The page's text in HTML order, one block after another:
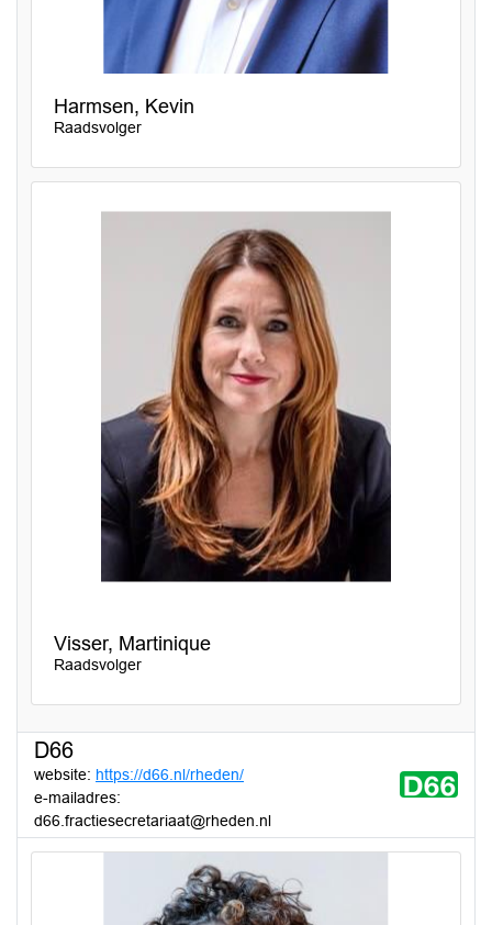
Harmsen, Kevin
Raadsvolger
Visser, Martinique
Raadsvolger
D66
website: https://d66.nl/rheden/
e-mailadres:
d66.fractiesecretariaat@rheden.nl